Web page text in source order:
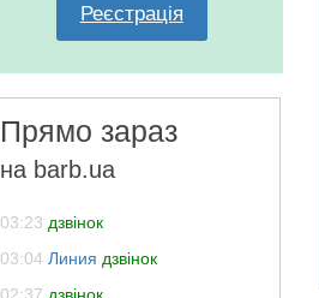
Реєстрація
Прямо зараз
на barb.ua
03:23 дзвінок
03:04 Линия дзвінок